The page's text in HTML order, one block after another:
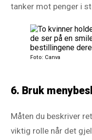
tanker mot penger i
Foto: Canva
6. Bruk
Måten du beskriver
viktig rolle når det